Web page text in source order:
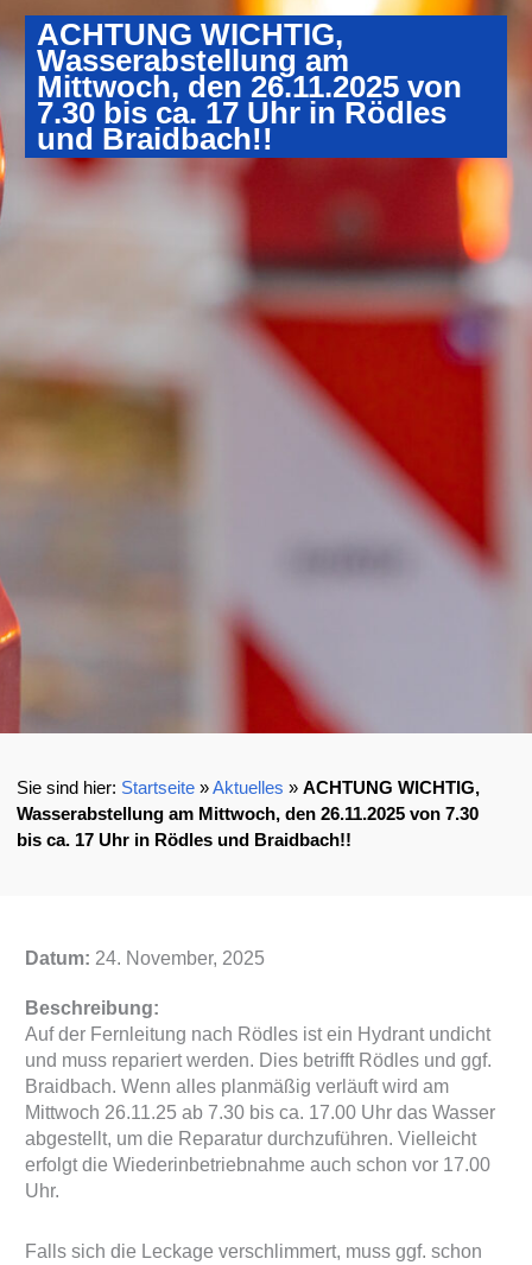
ACHTUNG WICHTIG,
Wasserabstellung am
Mittwoch, den 26.11.2025 von
7.30 bis ca. 17 Uhr in Rödles
und Braidbach!!
Startseite»Aktuelles » ACHTUNG WICHTIG,
Wasserabstellung am Mittwoch, den 26.11.2025 von 7.30
bis ca. 17 Uhr in Rödles und Braidbach!!
Datum: 24. November, 2025
Beschreibung:
Auf der Fernleitung nach Rödles ist ein Hydrant undicht
und muss repariert werden. Dies betrifft Rödles und ggf.
Braidbach. Wenn alles planmäßig verläuft wird am
Mittwoch 26.11.25 ab 7.30 bis ca. 17.00 Uhr das Wasser
abgestellt, um die Reparatur durchzuführen. Vielleicht
erfolgt die Wiederinbetriebnahme auch schon vor 17.00
Uhr.
Falls sich die Leckage verschlimmert, muss ggf. schon